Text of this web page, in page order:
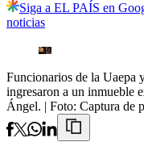
Siga a EL PAÍS en
noticias
Funcionarios de la Uaepa
ingresaron a un inmueble
Ángel. | Foto: Captura de